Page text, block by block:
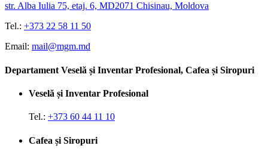
str. Alba Iulia 75, etaj. 6, MD2071 Chisinau, Moldova
Tel.: +373 22 58 11 50
Email: mail@mgm.md
Departament Veselă și Inventar Profesional, Cafea și Siropuri
Veselă și Inventar Profesional
Tel.: +373 60 44 11 10
Cafea și Siropuri